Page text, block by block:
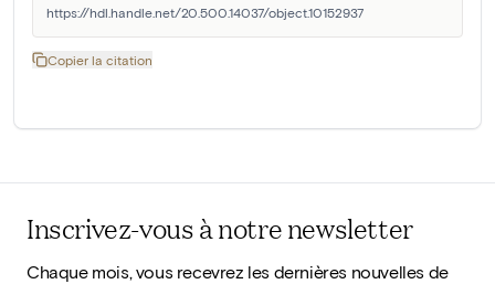
https://hdl.handle.net/20.500.14037/object.10152937
Copier la citation
Inscrivez-vous à notre newsletter
Chaque mois, vous recevrez les dernières nouvelles de